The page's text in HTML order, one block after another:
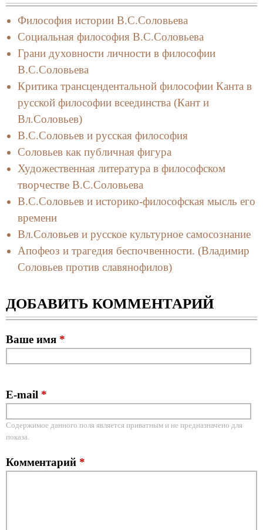
Философия истории В.С.Соловьева
Социальная философия В.С.Соловьева
Грани духовности личности в философии
В.С.Соловьева
Критика трансцендентальной философии Канта в
русской философии всеединства (Кант и
Вл.Соловьев)
В.С.Соловьев и русская философия
Соловьев как публичная фигура
Художественная литература в философском
творчестве В.С.Соловьева
В.С.Соловьев и историко-философская мысль его
времени
Вл.Соловьев и русское культурное самосознание
Апофеоз и трагедия беспочвенности. (Владимир
Соловьев против славянофилов)
ДОБАВИТЬ КОММЕНТАРИЙ
Ваше имя *
E-mail *
Содержимое данного поля является приватным и не предназначено для
показа.
Комментарий *